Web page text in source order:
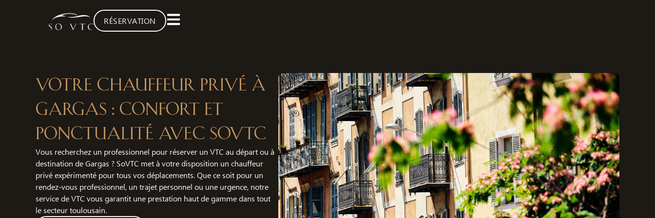
RÉSERVATION
Votre chauffeur privé à
Gargas : Confort et
ponctualité avec SoVTC
Vous recherchez un professionnel pour réserver un VTC au départ ou à
destination de Gargas ? SoVTC met à votre disposition un chauffeur
privé expérimenté pour tous vos déplacements. Que ce soit pour un
rendez-vous professionnel, un trajet personnel ou une urgence, notre
service de VTC vous garantit une prestation haut de gamme dans tout
le secteur toulousain.